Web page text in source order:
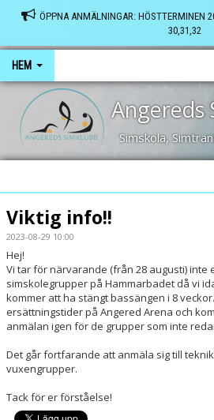
ÖPPNA ANMÄLNINGAR: HÖSTTERMINEN
30,31,32
HEM
Angereds
Simskola,
HEM
SENASTE NYTT
FRÅGOR & SVAR
VÅRA BASSÄNGER
DOKUMENT
OM KLUBBEN
Viktig info!!
2023-08-29 10:00
Hej!
Vi tar för närvarande (från 28 augusti) inte
simskolegrupper på Hammarbadet då vi
kommer att ha stängt bassängen i 8
ersättningstider på Angered Arena och
anmälan igen för de grupper som inte
Det går fortfarande att anmäla sig till
vuxengrupper.
Tack för er förståelse!